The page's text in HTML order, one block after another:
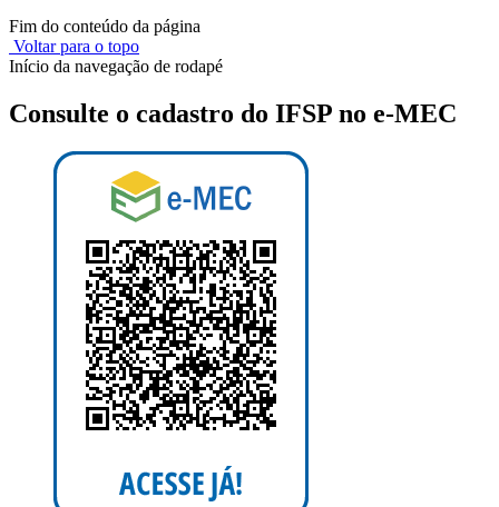
Fim do conteúdo da página
Voltar para o topo
Início da navegação de rodapé
Consulte o cadastro do IFSP no e-MEC